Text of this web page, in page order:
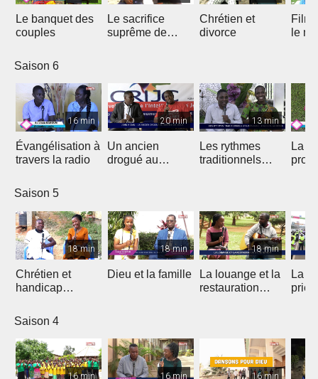
Le banquet des
couples
Le sacrifice
suprême de
Chrétien et
divorce
Film
le
Saison 6
16 min
Évangélisation à
travers la radio
20 min
Un ancien
drogué au
13 min
Les rythmes
traditionnels
La
Saison 5
18 min
Chrétien et
handicap
18 min
Dieu et la famille
18 min
La louange et la
restauration
La
Saison 4
16 min 16 min 16 min